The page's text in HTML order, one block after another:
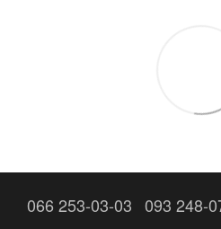
066 253-03-03 093 248-